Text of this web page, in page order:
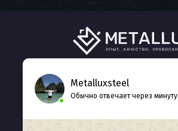
Metalluxsteel
Обычно отвечает через минуту